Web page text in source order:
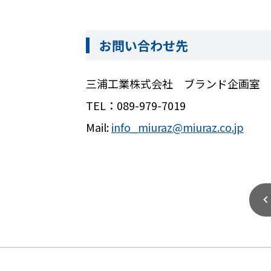
お問い合わせ先
三浦工業株式会社 ブランド企画室
TEL： 089-979-7019
Mail:info_miuraz@miuraz.co.jp